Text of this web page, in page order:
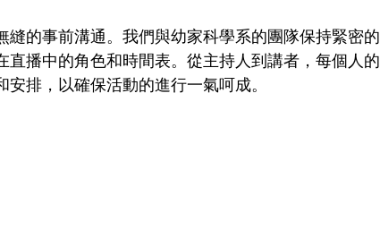
的事前溝通。我們與幼家科學系的團隊保持緊密的
播中的角色和時間表。從主持人到講者，每個人的
排，以確保活動的進行一氣呵成。